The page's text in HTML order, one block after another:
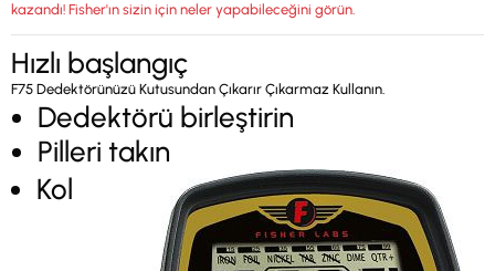
kazandı! Fisher'ın sizin için neler yapabileceğini görün.
Hızlı başlangıç
F75 Dedektörünüzü Kutusundan Çıkarır Çıkarmaz Kullanın.
Dedektörü birleştirin
Pilleri takın
Kol